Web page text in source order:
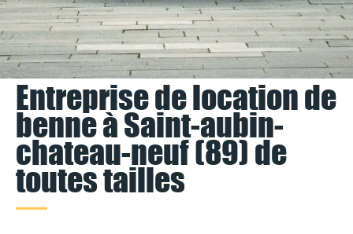
Entreprise de location de
benne à Saint-aubin-
chateau-neuf (89) de
toutes tailles